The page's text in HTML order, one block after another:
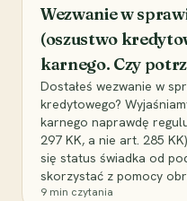
Wezwanie w
(oszustwo
karnego. Czy
Dostałeś wezwanie w
kredytowego?
karnego naprawdę
297 KK, a nie art. 285
się status świadka od
skorzystać z pomocy
9 min czytania